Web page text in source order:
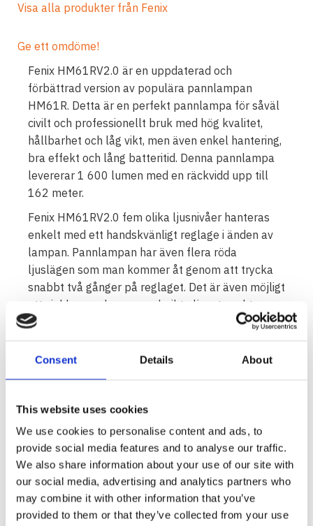
Consent Details About
This website uses cookies
We use cookies to personalise content and ads, to
provide social media features and to analyse our traffic.
We also share information about your use of our site with
our social media, advertising and analytics partners who
may combine it with other information that you’ve
provided to them or that they’ve collected from your use
Visa alla produkter från Fenix
Ge ett omdöme!
Fenix HM61RV2.0 är en uppdaterad och
förbättrad version av populära pannlampan
HM61R. Detta är en perfekt pannlampa för såväl
civilt och professionellt bruk med hög kvalitet,
hållbarhet och låg vikt, men även enkel hantering,
bra effekt och lång batteritid. Denna pannlampa
levererar 1 600 lumen med en räckvidd upp till
162 meter.
Fenix HM61RV2.0 fem olika ljusnivåer hanteras
enkelt med ett handskvänligt reglage i änden av
lampan. Pannlampan har även flera röda
ljuslägen som man kommer åt genom att trycka
snabbt två gånger på reglaget. Det är även möjligt
att vinkla pannlampan och rikta ljuset exakt som
man vill ha det med en hand.
ficklampa om den tas bort från pannbandet, med
en magentisk bas och en bältesklämma för
18650 högkapacitetsbatteriet har en batteritid på
upp till 300 timmar i eco-läge och det laddas
smidigt med inkluderad magnetisk laddningskabel.
Fenix HM61RV2.0 är damm- och vattentät med
IP68-klassning. Med en kropp av slitstark A6061-
T6 flygplansaluminium klarar den fall upp till 2